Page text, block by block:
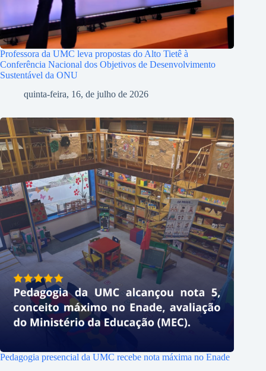
Professora da UMC leva propostas do Alto Tietê à
Conferência Nacional dos Objetivos de Desenvolvimento
Sustentável da ONU
quinta-feira, 16, de julho de 2026
Pedagogia presencial da UMC recebe nota máxima no Enade